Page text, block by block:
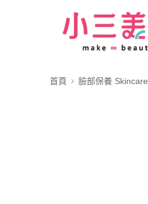
首頁 臉部保養 Skincare